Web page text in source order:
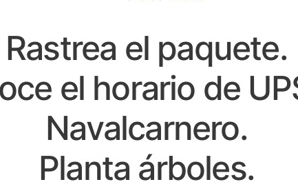
Rastrea el paquete.
el horario de
Navalcarnero.
Planta árboles.